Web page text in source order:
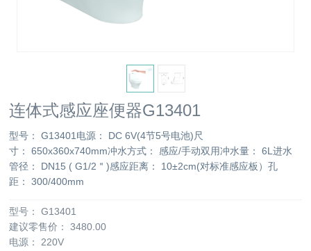
连体式感应座便器G13401
型号： G13401电源： DC 6V(4节5号电池)尺
寸： 650x360x740mm冲水方式： 感应/手动双用冲水量： 6L进水
管径： DN15 ( G1/2＂)感应距离： 10±2cm(对标准感应板）孔
距： 300/400mm
型号：
G13401
建议零售价：
3480.00
电源：
220V